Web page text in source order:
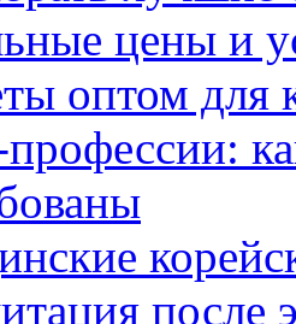
цены и
оптом для
после